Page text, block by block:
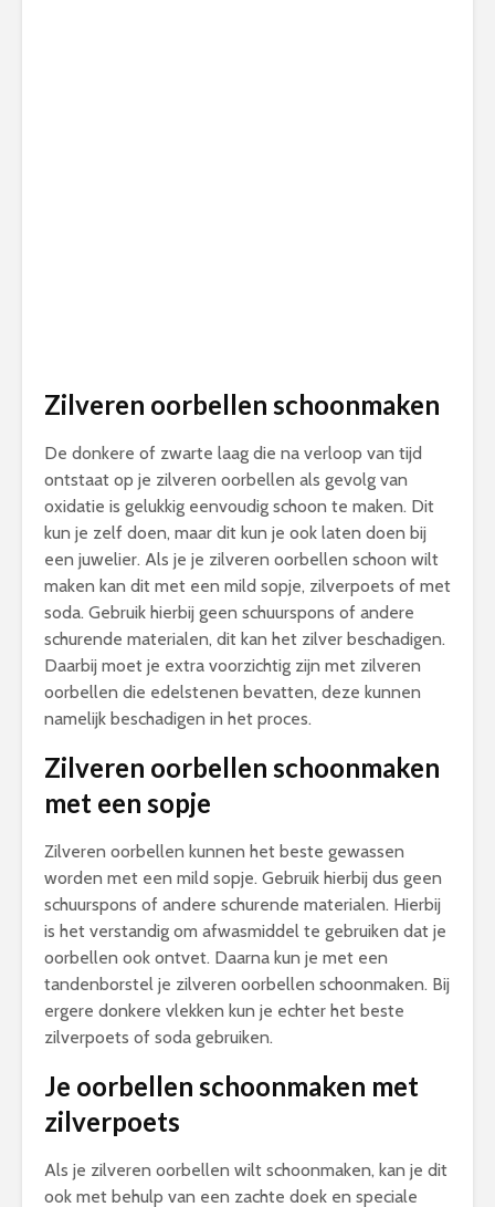
Zilveren oorbellen schoonmaken
De donkere of zwarte laag die na verloop van tijd
ontstaat op je zilveren oorbellen als gevolg van
oxidatie is gelukkig eenvoudig schoon te maken. Dit
kun je zelf doen, maar dit kun je ook laten doen bij
een juwelier. Als je je zilveren oorbellen schoon wilt
maken kan dit met een mild sopje, zilverpoets of met
soda. Gebruik hierbij geen schuurspons of andere
schurende materialen, dit kan het zilver beschadigen.
Daarbij moet je extra voorzichtig zijn met zilveren
oorbellen die edelstenen bevatten, deze kunnen
namelijk beschadigen in het proces.
Zilveren oorbellen schoonmaken
met een sopje
Zilveren oorbellen kunnen het beste gewassen
worden met een mild sopje. Gebruik hierbij dus geen
schuurspons of andere schurende materialen. Hierbij
is het verstandig om afwasmiddel te gebruiken dat je
oorbellen ook ontvet. Daarna kun je met een
tandenborstel je zilveren oorbellen schoonmaken. Bij
ergere donkere vlekken kun je echter het beste
zilverpoets of soda gebruiken.
Je oorbellen schoonmaken met
zilverpoets
Als je zilveren oorbellen wilt schoonmaken, kan je dit
ook met behulp van een zachte doek en speciale